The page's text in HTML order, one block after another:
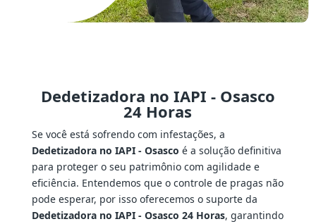
Dedetizadora no IAPI - Osasco
24 Horas
Se você está sofrendo com infestações, a
Dedetizadora no IAPI - Osasco é a solução definitiva
para proteger o seu patrimônio com agilidade e
eficiência. Entendemos que o controle de pragas não
pode esperar, por isso oferecemos o suporte da
Dedetizadora no IAPI - Osasco 24 Horas, garantindo